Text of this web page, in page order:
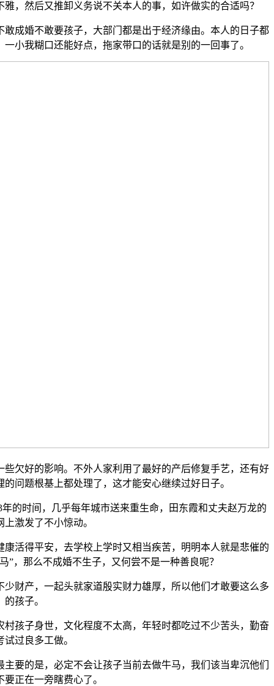
，然后又推卸义务说不关本人的事，如许做实的合适吗？
婚不敢要孩子，大部门都是出于经济缘由。本人的日子都
小我糊口还能好点，拖家带口的话就是别的一回事了。
好的影响。不外人家利用了最好的产后修复手艺，还有好
问题根基上都处理了，这才能安心继续过好日子。
时间，几乎每年城市送来重生命，田东霞和丈夫赵万龙的
上激发了不小惊动。
得平安，去学校上学时又相当疾苦，明明本人就是悲催的
”，那么不成婚不生子，又何尝不是一种善良呢？
产，一起头就家道殷实财力雄厚，所以他们才敢要这么多
的孩子。
子身世，文化程度不太高，年轻时都吃过不少苦头，勤奋
试过良多工做。
的是，必定不会让孩子当前去做牛马，我们该当卑沉他们
要正在一旁瞎费心了。